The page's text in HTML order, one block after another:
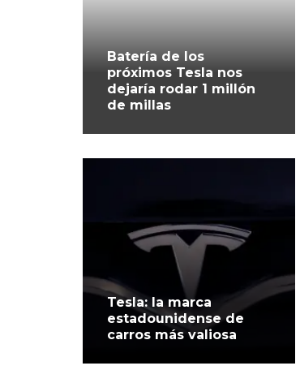
Batería de los
próximos Tesla nos
dejaría rodar 1 millón
de millas
Tesla: la marca
estadounidense de
carros más valiosa